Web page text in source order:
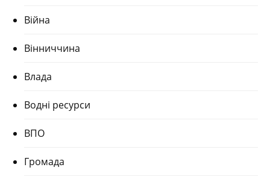
Війна
Вінниччина
Влада
Водні ресурси
ВПО
Громада